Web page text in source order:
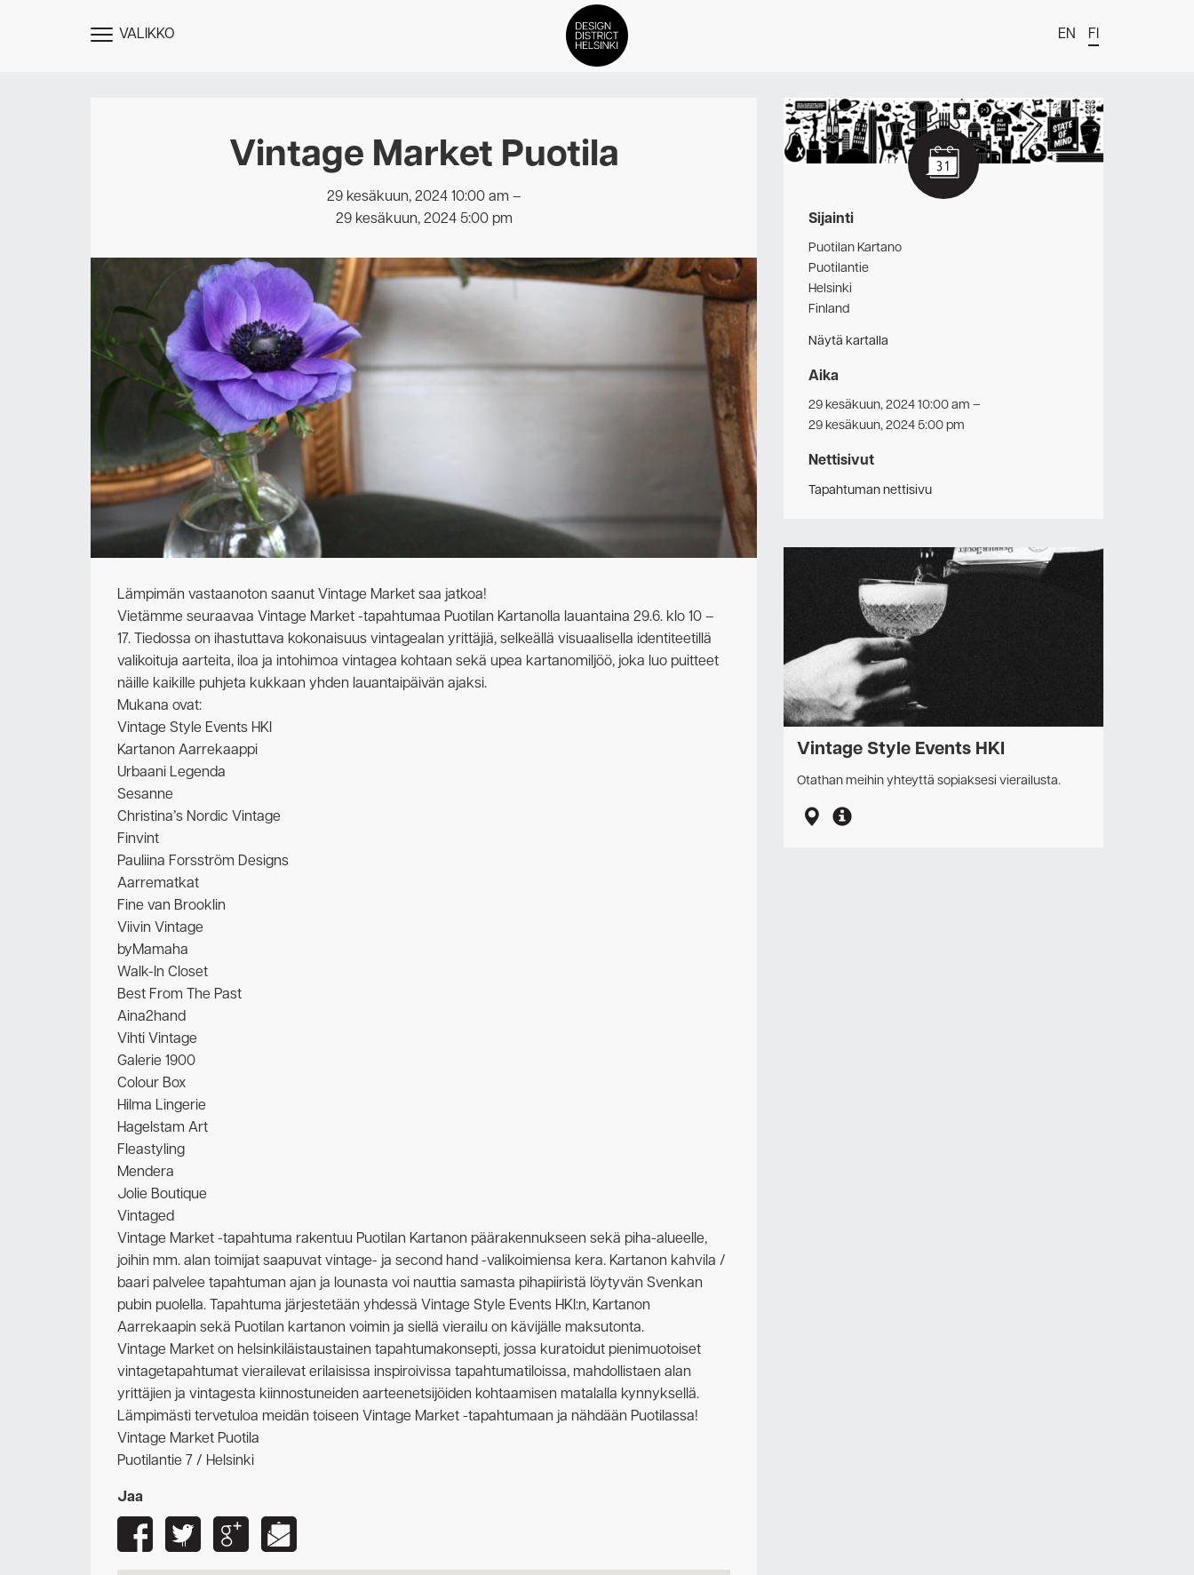
NÄYTÄVALIKKO EN FI
DDH Find – Explore The District
Jäsenet
Tapahtumat
Uutiset
Medialle
Design District Helsingin jäsenyydestä
Vintage Market Puotila
29 kesäkuun, 2024 10:00 am –
29 kesäkuun, 2024 5:00 pm
Lämpimän vastaanoton saanut Vintage Market saa jatkoa!
Vietämme seuraavaa Vintage Market -tapahtumaa Puotilan Kartanolla lauantaina 29.6. klo 10 –
17. Tiedossa on ihastuttava kokonaisuus vintagealan yrittäjiä, selkeällä visuaalisella identiteetillä
valikoituja aarteita, iloa ja intohimoa vintagea kohtaan sekä upea kartanomiljöö, joka luo puitteet
näille kaikille puhjeta kukkaan yhden lauantaipäivän ajaksi.
Mukana ovat:
Vintage Style Events HKI
Kartanon Aarrekaappi
Urbaani Legenda
Sesanne
Christina’s Nordic Vintage
Finvint
Pauliina Forsström Designs
Aarrematkat
Fine van Brooklin
Viivin Vintage
byMamaha
Walk-In Closet
Best From The Past
Aina2hand
Vihti Vintage
Galerie 1900
Colour Box
Hilma Lingerie
Hagelstam Art
Fleastyling
Mendera
Jolie Boutique
Vintaged
Vintage Market -tapahtuma rakentuu Puotilan Kartanon päärakennukseen sekä piha-alueelle,
joihin mm. alan toimijat saapuvat vintage- ja second hand -valikoimiensa kera. Kartanon kahvila /
baari palvelee tapahtuman ajan ja lounasta voi nauttia samasta pihapiiristä löytyvän Svenkan
pubin puolella. Tapahtuma järjestetään yhdessä Vintage Style Events HKI:n, Kartanon
Aarrekaapin sekä Puotilan kartanon voimin ja siellä vierailu on kävijälle maksutonta.
Vintage Market on helsinkiläistaustainen tapahtumakonsepti, jossa kuratoidut pienimuotoiset
vintagetapahtumat vierailevat erilaisissa inspiroivissa tapahtumatiloissa, mahdollistaen alan
yrittäjien ja vintagesta kiinnostuneiden aarteenetsijöiden kohtaamisen matalalla kynnyksellä.
Lämpimästi tervetuloa meidän toiseen Vintage Market -tapahtumaan ja nähdään Puotilassa!
Vintage Market Puotila
Puotilantie 7 / Helsinki
Jaa
Sijainti
Puotilan Kartano
Puotilantie
Helsinki
Finland
Näytä kartalla
Aika
29 kesäkuun, 2024 10:00 am –
29 kesäkuun, 2024 5:00 pm
Nettisivut
Tapahtuman nettisivu
Vintage Style Events HKI
Otathan meihin yhteyttä sopiaksesi vierailusta.